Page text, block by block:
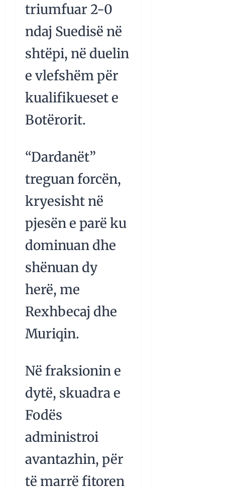
triumfuar 2-0
ndaj Suedisë në
shtëpi, në duelin
e vlefshëm për
kualifikueset e
Botërorit.
“Dardanët”
treguan forcën,
kryesisht në
pjesën e parë ku
dominuan dhe
shënuan dy
herë, me
Rexhbecaj dhe
Muriqin.
Në fraksionin e
dytë, skuadra e
Fodës
administroi
avantazhin, për
të marrë fitoren